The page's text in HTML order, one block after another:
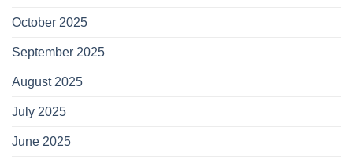
October 2025
September 2025
August 2025
July 2025
June 2025